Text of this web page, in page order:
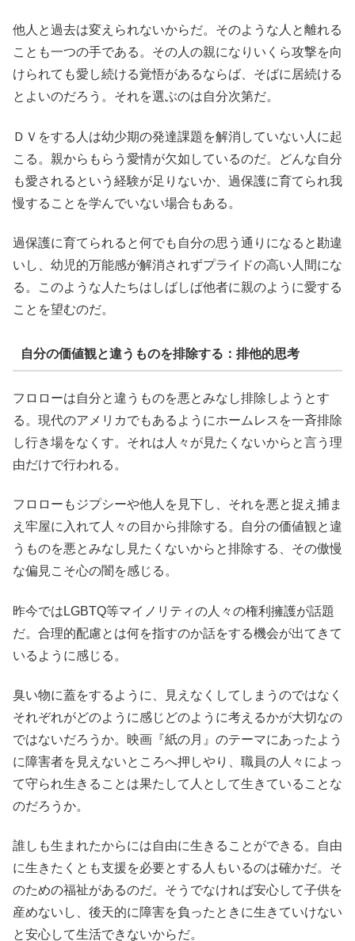
他人と過去は変えられないからだ。そのような人と離れる
ことも一つの手である。その人の親になりいくら攻撃を向
けられても愛し続ける覚悟があるならば、そばに居続ける
とよいのだろう。それを選ぶのは自分次第だ。
ＤＶをする人は幼少期の発達課題を解消していない人に起
こる。親からもらう愛情が欠如しているのだ。どんな自分
も愛されるという経験が足りないか、過保護に育てられ我
慢することを学んでいない場合もある。
過保護に育てられると何でも自分の思う通りになると勘違
いし、幼児的万能感が解消されずプライドの高い人間にな
る。このような人たちはしばしば他者に親のように愛する
ことを望むのだ。
自分の価値観と違うものを排除する：排他的思考
フロローは自分と違うものを悪とみなし排除しようとす
る。現代のアメリカでもあるようにホームレスを一斉排除
し行き場をなくす。それは人々が見たくないからと言う理
由だけで行われる。
フロローもジプシーや他人を見下し、それを悪と捉え捕ま
え牢屋に入れて人々の目から排除する。自分の価値観と違
うものを悪とみなし見たくないからと排除する、その傲慢
な偏見こそ心の闇を感じる。
昨今ではLGBTQ等マイノリティの人々の権利擁護が話題
だ。合理的配慮とは何を指すのか話をする機会が出てきて
いるように感じる。
臭い物に蓋をするように、見えなくしてしまうのではなく
それぞれがどのように感じどのように考えるかが大切なの
ではないだろうか。映画『紙の月』のテーマにあったよう
に障害者を見えないところへ押しやり、職員の人々によっ
て守られ生きることは果たして人として生きていることな
のだろうか。
誰しも生まれたからには自由に生きることができる。自由
に生きたくとも支援を必要とする人もいるのは確かだ。そ
のための福祉があるのだ。そうでなければ安心して子供を
産めないし、後天的に障害を負ったときに生きていけない
と安心して生活できないからだ。